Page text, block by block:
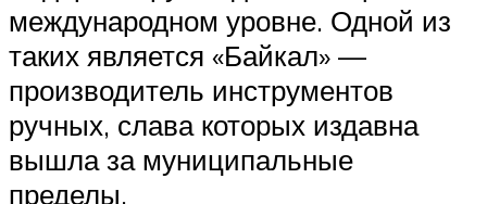
международном уровне. Одной из
таких является «Байкал» —
производитель инструментов
ручных, слава которых издавна
вышла за муниципальные
пределы.